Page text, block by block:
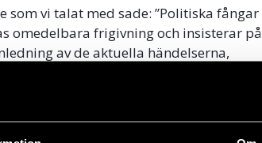
som vi talat med sade: ”Politiska fångar
omedelbara frigivning och insisterar på
av de aktuella händelserna,